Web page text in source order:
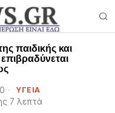
παιδικής και
ΥΓΕΙΑ
7 λεπτά